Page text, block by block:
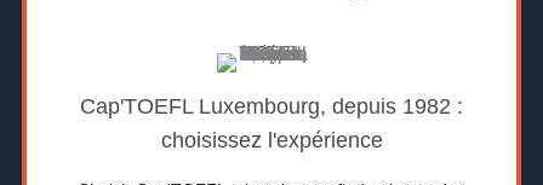
Cap'TOEFL Luxembourg, depuis 1982 :
choisissez l'expérience